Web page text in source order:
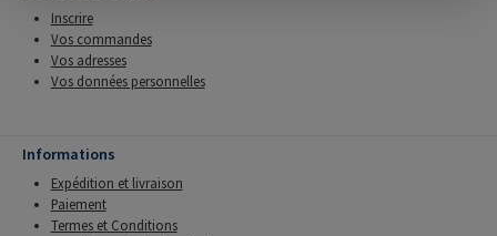
Inscrire
Vos commandes
Vos adresses
Vos données personnelles
Informations
Expédition et livraison
Paiement
Termes et Conditions